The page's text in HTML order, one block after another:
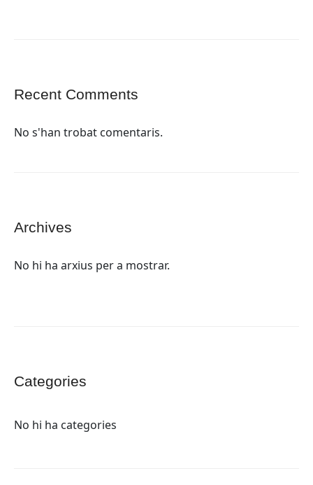
Recent Comments
No s'han trobat comentaris.
Archives
No hi ha arxius per a mostrar.
Categories
No hi ha categories